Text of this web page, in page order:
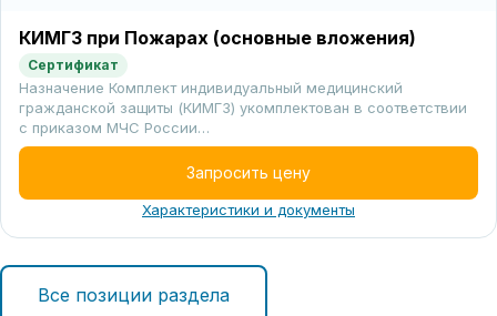
КИМГЗ при Пожарах (основные вложения)
Сертификат
Назначение Комплект индивидуальный медицинский
гражданской защиты (КИМГЗ) укомплектован в соответствии
с приказом МЧС России…
Запросить цену
Характеристики и документы
Все позиции раздела